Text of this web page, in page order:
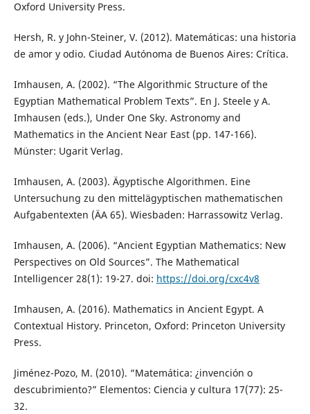
Oxford University Press.
Hersh, R. y John-Steiner, V. (2012). Matemáticas: una historia
de amor y odio. Ciudad Autónoma de Buenos Aires: Crítica.
Imhausen, A. (2002). “The Algorithmic Structure of the
Egyptian Mathematical Problem Texts”. En J. Steele y A.
Imhausen (eds.), Under One Sky. Astronomy and
Mathematics in the Ancient Near East (pp. 147-166).
Münster: Ugarit Verlag.
Imhausen, A. (2003). Ägyptische Algorithmen. Eine
Untersuchung zu den mittelägyptischen mathematischen
Aufgabentexten (ÄA 65). Wiesbaden: Harrassowitz Verlag.
Imhausen, A. (2006). “Ancient Egyptian Mathematics: New
Perspectives on Old Sources”. The Mathematical
Intelligencer 28(1): 19-27. doi: https://doi.org/cxc4v8
Imhausen, A. (2016). Mathematics in Ancient Egypt. A
Contextual History. Princeton, Oxford: Princeton University
Press.
Jiménez-Pozo, M. (2010). “Matemática: ¿invención o
descubrimiento?” Elementos: Ciencia y cultura 17(77): 25-
32.